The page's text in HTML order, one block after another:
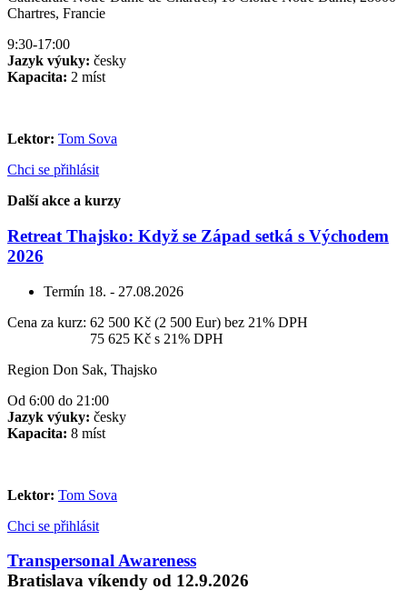
Chartres, Francie
9:30-17:00
Jazyk výuky: česky
Kapacita: 2 míst
Lektor: Tom Sova
Chci se přihlásit
Další akce a kurzy
Retreat Thajsko: Když se Západ setká s Východem
2026
Termín 18. - 27.08.2026
Cena za kurz: 62 500 Kč (2 500 Eur) bez 21% DPH
75 625 Kč s 21% DPH
Region Don Sak, Thajsko
Od 6:00 do 21:00
Jazyk výuky: česky
Kapacita: 8 míst
Lektor: Tom Sova
Chci se přihlásit
Transpersonal Awareness
Bratislava víkendy od 12.9.2026